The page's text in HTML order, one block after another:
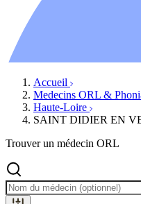
Évènements
Accueil
Medecins ORL &
Haute-Loire
SAINT DIDIER EN
Trouver un médecin ORL